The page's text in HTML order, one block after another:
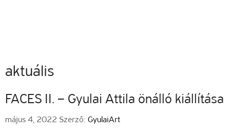
aktuális
FACES II. – Gyulai Attila önálló kiállítása
május 4, 2022 Szerző: GyulaiArt